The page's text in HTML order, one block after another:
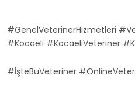
#GenelVeterinerHizmetleri
#Kocaeli #KocaeliVeteriner
#İşteBuVeteriner